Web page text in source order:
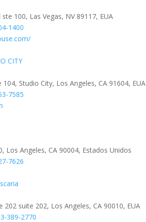
100, Las Vegas, NV 89117, EUA
1400
CITY
Studio City, Los Angeles, CA 91604, EUA
7585
Los Angeles, CA 90004, Estados Unidos
7626
202 suite 202, Los Angeles, CA 90010, EUA
389-2770